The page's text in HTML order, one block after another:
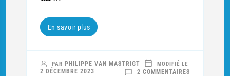
En savoir plus
PAR PHILIPPE VAN MASTRIGT
2 COMMENTAIRESSUR
MODIFIÉ LE
2 DÉCEMBRE 2023